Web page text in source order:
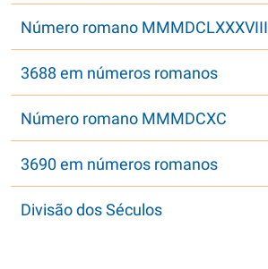
Número romano MMMDCLXXXVIII
3688 em números romanos
Número romano MMMDCXC
3690 em números romanos
Divisão dos Séculos